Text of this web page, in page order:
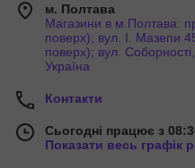
м. Полтава
Магазини в м.Полтава:
поверх); вул. І. Мазепи
поверх); вул.
Україна
Контакти
Сьогодні працює з
Показати весь графік